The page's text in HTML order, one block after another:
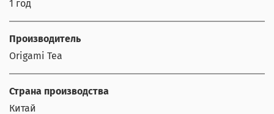
1 год
Производитель
Origami Tea
Страна производства
Китай